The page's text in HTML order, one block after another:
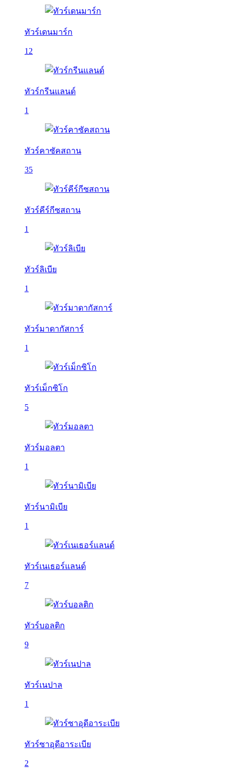
ทัวร์เดนมาร์ก
12
ทัวร์กรีนแลนด์
1
ทัวร์คาซัคสถาน
35
ทัวร์คีร์กีซสถาน
1
ทัวร์ลิเบีย
1
ทัวร์มาดากัสการ์
1
ทัวร์เม็กซิโก
5
ทัวร์มอลตา
1
ทัวร์นามิเบีย
1
ทัวร์เนเธอร์แลนด์
7
ทัวร์บอลติก
9
ทัวร์เนปาล
1
ทัวร์ซาอุดีอาระเบีย
2